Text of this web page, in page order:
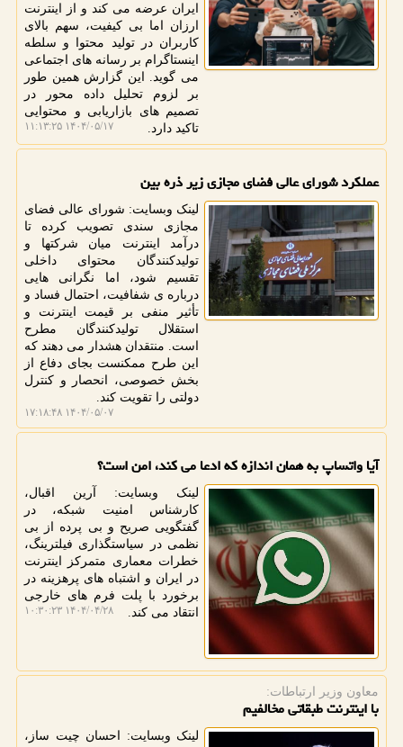
ایران عرضه می کند و از اینترنت
ارزان اما بی کیفیت، سهم بالای
کاربران در تولید محتوا و سلطه
اینستاگرام بر رسانه های اجتماعی
می گوید. این گزارش همین طور
بر لزوم تحلیل داده محور در
تصمیم های بازاریابی و محتوایی
تاکید دارد.
۱۴۰۴/۰۵/۱۷ ۱۱:۱۳:۲۵
عملکرد شورای عالی فضای مجازی زیر ذره بین
لینک وبسایت: شورای عالی فضای
مجازی سندی تصویب کرده تا
درآمد اینترنت میان شرکتها و
تولیدکنندگان محتوای داخلی
تقسیم شود، اما نگرانی هایی
درباره ی شفافیت، احتمال فساد و
تأثیر منفی بر قیمت اینترنت و
استقلال تولیدکنندگان مطرح
است. منتقدان هشدار می دهند که
این طرح ممکنست بجای دفاع از
بخش خصوصی، انحصار و کنترل
دولتی را تقویت کند.
۱۴۰۴/۰۵/۰۷ ۱۷:۱۸:۴۸
آیا واتساپ به همان اندازه که ادعا می کند، امن است؟
لینک وبسایت: آرین اقبال،
کارشناس امنیت شبکه، در
گفتگویی صریح و بی پرده از بی
نظمی در سیاستگذاری فیلترینگ،
خطرات معماری متمرکز اینترنت
در ایران و اشتباه های پرهزینه در
برخورد با پلت فرم های خارجی
انتقاد می کند.
۱۴۰۴/۰۴/۲۸ ۱۰:۳۰:۲۳
معاون وزیر ارتباطات:
با اینترنت طبقاتی مخالفیم
لینک وبسایت: احسان چیت ساز،